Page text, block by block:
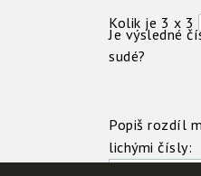
Kolik je 3 x 3
Je výsledné
sudé?
Popiš rozdíl
lichými čísly: